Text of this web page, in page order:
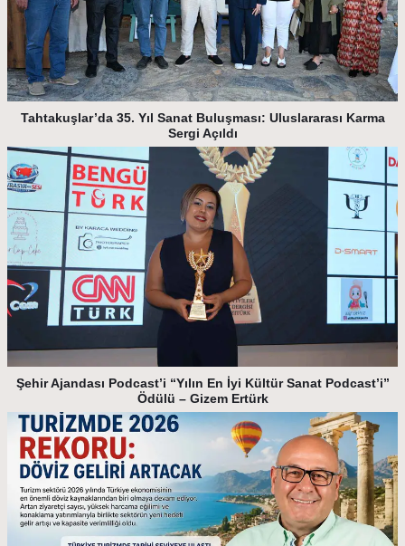
Tahtakuşlar’da 35. Yıl Sanat Buluşması: Uluslararası Karma
Sergi Açıldı
Şehir Ajandası Podcast’i “Yılın En İyi Kültür Sanat Podcast’i”
Ödülü – Gizem Ertürk